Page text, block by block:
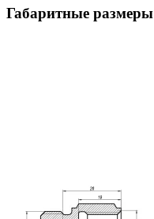
Габаритные размеры